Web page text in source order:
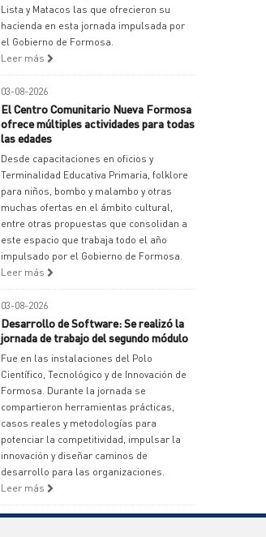
Lista y Matacos las que ofrecieron su
hacienda en esta jornada impulsada por
el Gobierno de Formosa.
Leer más
03-08-2026
El Centro Comunitario Nueva Formosa
ofrece múltiples actividades para todas
las edades
Desde capacitaciones en oficios y
Terminalidad Educativa Primaria, folklore
para niños, bombo y malambo y otras
muchas ofertas en el ámbito cultural,
entre otras propuestas que consolidan a
este espacio que trabaja todo el año
impulsado por el Gobierno de Formosa.
Leer más
03-08-2026
Desarrollo de Software: Se realizó la
jornada de trabajo del segundo módulo
Fue en las instalaciones del Polo
Científico, Tecnológico y de Innovación de
Formosa. Durante la jornada se
compartieron herramientas prácticas,
casos reales y metodologías para
potenciar la competitividad, impulsar la
innovación y diseñar caminos de
desarrollo para las organizaciones.
Leer más